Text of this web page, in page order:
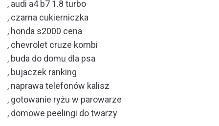
, audi a4 b7 1.8 turbo
, czarna cukierniczka
, honda s2000 cena
, chevrolet cruze kombi
, buda do domu dla psa
, bujaczek ranking
, naprawa telefonów kalisz
, gotowanie ryżu w parowarze
, domowe peelingi do twarzy